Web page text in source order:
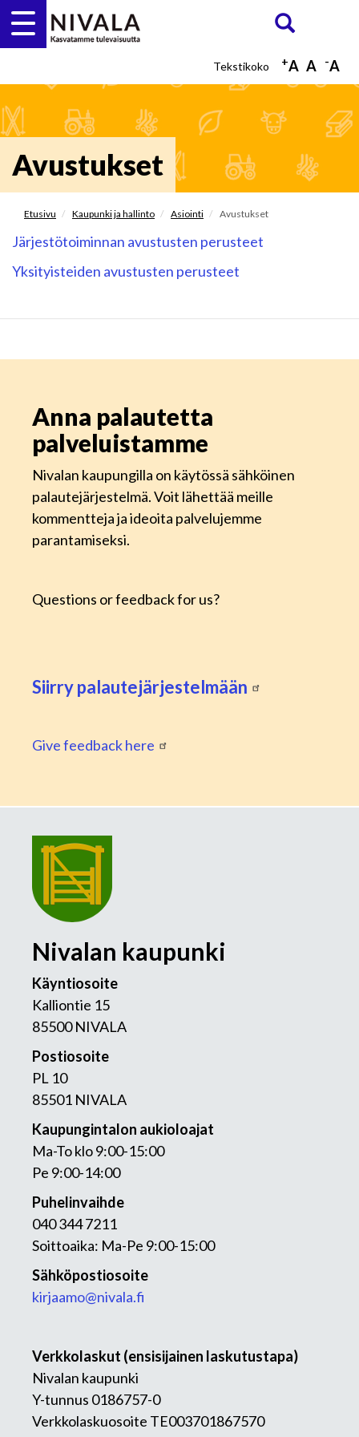
Hyppää
pääsisältöön
ETSI
-A
A
+A
Avustukset
Etusivu Kaupunki ja hallinto Asiointi Avustukset
Järjestötoiminnan avustusten perusteet
Yksityisteiden avustusten perusteet
Anna palautetta
palveluistamme
Nivalan kaupungilla on käytössä sähköinen
palautejärjestelmä. Voit lähettää meille
kommentteja ja ideoita palvelujemme
parantamiseksi.
Questions or feedback for us?
Siirry palautejärjestelmään
Give feedback here
Nivalan kaupunki
Käyntiosoite
Kalliontie 15
85500 NIVALA
Postiosoite
PL 10
85501 NIVALA
Kaupungintalon aukioloajat
Ma-To klo 9:00-15:00
Pe 9:00-14:00
Puhelinvaihde
040 344 7211
Soittoaika: Ma-Pe 9:00-15:00
Sähköpostiosoite
kirjaamo@nivala.fi
Verkkolaskut (ensisijainen laskutustapa)
Nivalan kaupunki
Y-tunnus 0186757-0
Verkkolaskuosoite TE003701867570